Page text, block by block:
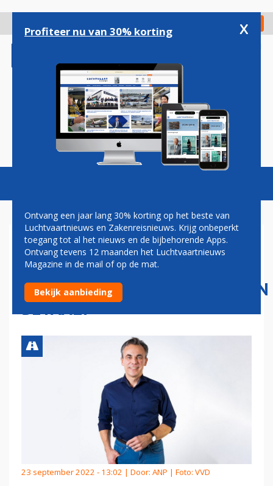
gaan
Check in
Magazine Podcasts Vacatures
HARBERS VINDT HET
TERECHT DAT SCHIPHOL
LUCHTVAARTMAATSCHAPPIJEN
BETAALT
23 september 2022 - 13:02 | Door: ANP | Foto: VVD
Profiteer nu van 30% korting x
Ontvang een jaar lang 30% korting op het beste van
Luchtvaartnieuws en Zakenreisnieuws. Krijg onbeperkt
toegang tot al het nieuws en de bijbehorende Apps.
Ontvang tevens 12 maanden het Luchtvaartnieuws
Magazine in de mail of op de mat.
Bekijk aanbieding